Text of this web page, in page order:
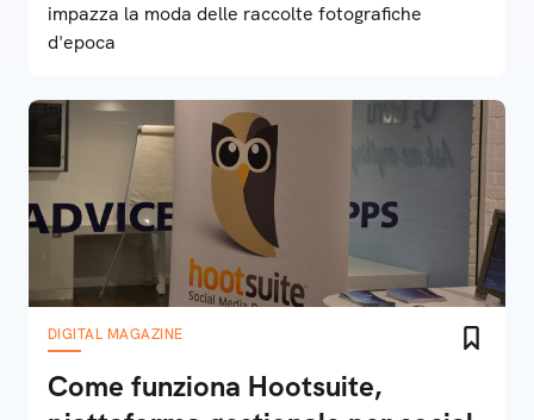
impazza la moda delle raccolte fotografiche
d'epoca
DIGITAL MAGAZINE
Come funziona Hootsuite,